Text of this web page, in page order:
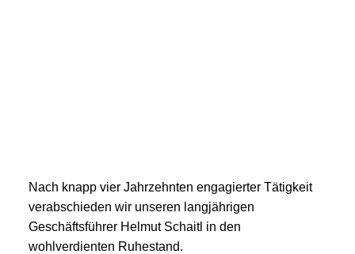
Nach knapp vier Jahrzehnten engagierter Tätigkeit
verabschieden wir unseren langjährigen
Geschäftsführer Helmut Schaitl in den
wohlverdienten Ruhestand.